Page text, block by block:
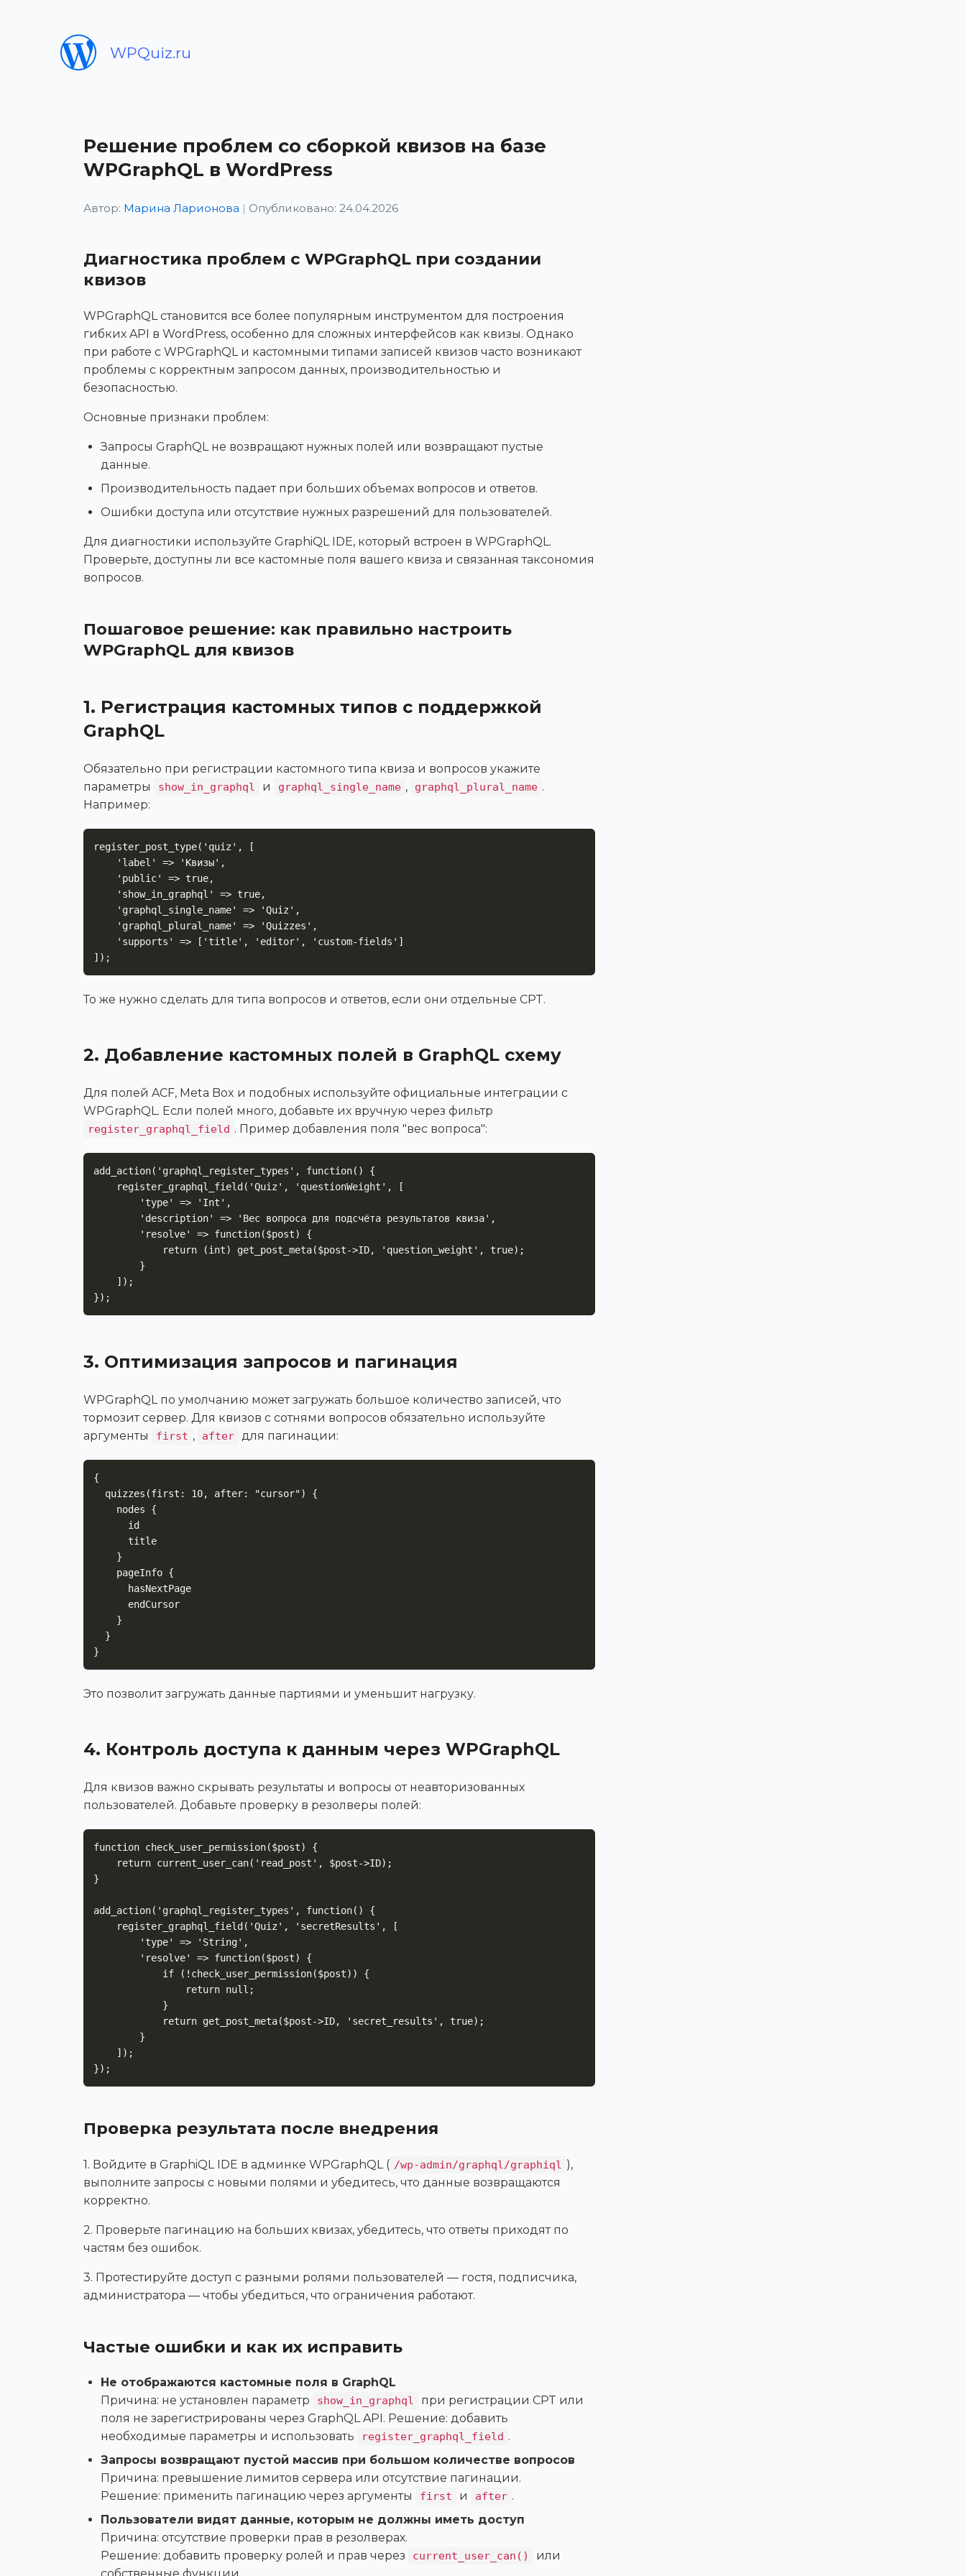
WPQuiz.ru
Решение проблем со сборкой квизов на базе
WPGraphQL в WordPress
Автор: Марина Ларионова | Опубликовано: 24.04.2026
Диагностика проблем с WPGraphQL при создании
квизов
WPGraphQL становится все более популярным инструментом для построения
гибких API в WordPress, особенно для сложных интерфейсов как квизы. Однако
при работе с WPGraphQL и кастомными типами записей квизов часто возникают
проблемы с корректным запросом данных, производительностью и
безопасностью.
Основные признаки проблем:
Запросы GraphQL не возвращают нужных полей или возвращают пустые
данные.
Производительность падает при больших объемах вопросов и ответов.
Ошибки доступа или отсутствие нужных разрешений для пользователей.
Для диагностики используйте GraphiQL IDE, который встроен в WPGraphQL.
Проверьте, доступны ли все кастомные поля вашего квиза и связанная таксономия
вопросов.
Пошаговое решение: как правильно настроить
WPGraphQL для квизов
1. Регистрация кастомных типов с поддержкой
GraphQL
Обязательно при регистрации кастомного типа квиза и вопросов укажите
параметры
show_in_graphql и graphql_single_name , graphql_plural_name .
Например:
register_post_type('quiz', [
]);
То же нужно сделать для типа вопросов и ответов, если они отдельные CPT.
2. Добавление кастомных полей в GraphQL схему
Для полей ACF, Meta Box и подобных используйте официальные интеграции с
WPGraphQL. Если полей много, добавьте их вручную через фильтр
register_graphql_field . Пример добавления поля "вес вопроса":
add_action('graphql_register_types', function() {
});
3. Оптимизация запросов и пагинация
WPGraphQL по умолчанию может загружать большое количество записей, что
тормозит сервер. Для квизов с сотнями вопросов обязательно используйте
аргументы
first , after для пагинации:
{
}
Это позволит загружать данные партиями и уменьшит нагрузку.
4. Контроль доступа к данным через WPGraphQL
Для квизов важно скрывать результаты и вопросы от неавторизованных
пользователей. Добавьте проверку в резолверы полей:
function check_user_permission($post) {
}
add_action('graphql_register_types', function() {
});
Проверка результата после внедрения
1. Войдите в GraphiQL IDE в админке WPGraphQL ( /wp-admin/graphql/graphiql ),
выполните запросы с новыми полями и убедитесь, что данные возвращаются
корректно.
2. Проверьте пагинацию на больших квизах, убедитесь, что ответы приходят по
частям без ошибок.
3. Протестируйте доступ с разными ролями пользователей — гостя, подписчика,
администратора — чтобы убедиться, что ограничения работают.
Частые ошибки и как их исправить
Не отображаются кастомные поля в GraphQL
Причина: не установлен параметр
show_in_graphql
при регистрации CPT или
поля не зарегистрированы через GraphQL API. Решение: добавить
необходимые параметры и использовать
register_graphql_field .
Запросы возвращают пустой массив при большом количестве вопросов
Причина: превышение лимитов сервера или отсутствие пагинации.
Решение: применить пагинацию через аргументы
first и after .
Пользователи видят данные, которым не должны иметь доступ
Причина: отсутствие проверки прав в резолверах.
Решение: добавить проверку ролей и прав через
current_user_can()
или